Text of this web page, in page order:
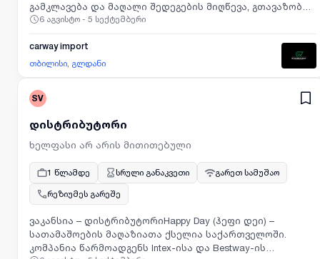
გამკლავება და მაღალი შედეგების მიღწევა, გთავაზობთ
შემოუერთდეთ შპს „ქარვეი იმპორტი“-ს გუნდს
“ წარმოადგენს ავტო იმპორტიორ კომპანიას, რომელიც
ორიენტირებულია მაღალხარისხიან სერვისის
უზრუნველყოფაზე საქართველოში.
6 აგვისტო - 5 სექტემბერი
carway import
თბილისი, გლდანი
SV
დისტრიბუტორი
ხელფასი არ არის მითითებული
1 წლამდე სრული განაკვეთი
გარეთ სამუშაო
რეზიუმეს გარეშე
ვაკანსია – დისტრიბუტორიHappy Day (ჰეფი დეი) –
სათამაშოების მაღაზიათა ქსელია საქართველოში.
კომპანია წარმოადგენს Intex-ისა და Bestway-ის